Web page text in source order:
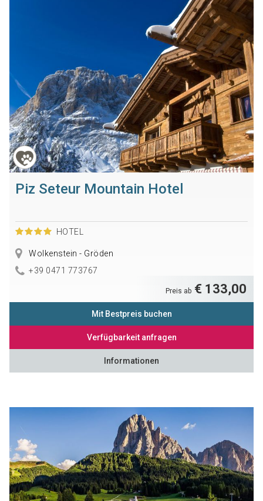
Piz Seteur Mountain Hotel
HOTEL
Wolkenstein - Gröden
+39 0471 773767
Preis ab € 133,00
Mit Bestpreis buchen
Verfügbarkeit anfragen
Informationen